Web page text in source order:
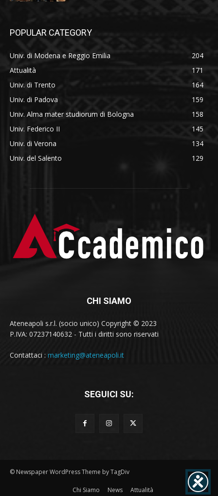
POPULAR CATEGORY
Univ. di Modena e Reggio Emilia
204
Attualità
171
Univ. di Trento
164
Univ. di Padova
159
Univ. Alma mater studiorum di Bologna
158
Univ. Federico II
145
Univ. di Verona
134
Univ. del Salento
129
CHI SIAMO
Ateneapoli s.r.l. (socio unico) Copyright © 2023
P.IVA: 07237140632 - Tutti i diritti sono riservati
Contattaci : marketing@ateneapoli.it
SEGUICI SU:
© Newspaper WordPress Theme by TagDiv
Chi Siamo News Attualità